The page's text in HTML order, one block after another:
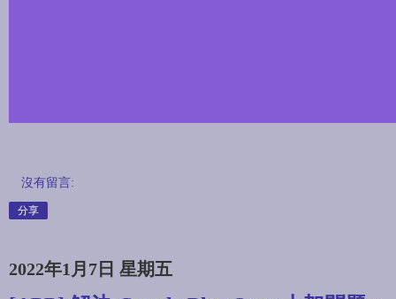
沒有留言:
分享
2022年1月7日 星期五